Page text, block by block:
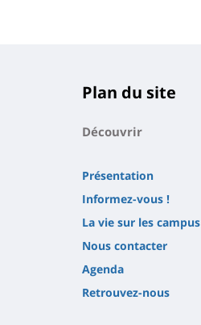
Plan du site
Découvrir
Présentation
Informez-vous !
La vie sur les campus
Nous contacter
Agenda
Retrouvez-nous